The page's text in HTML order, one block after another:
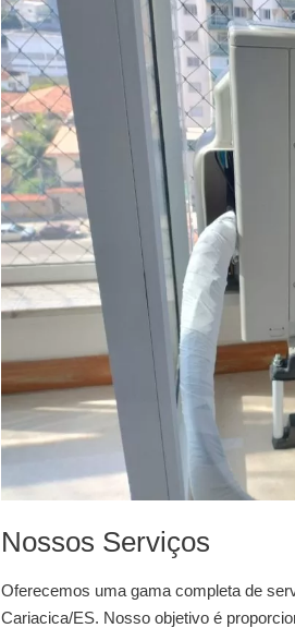
Nossos Serviços
Oferecemos uma gama completa de
Cariacica/ES. Nosso objetivo é